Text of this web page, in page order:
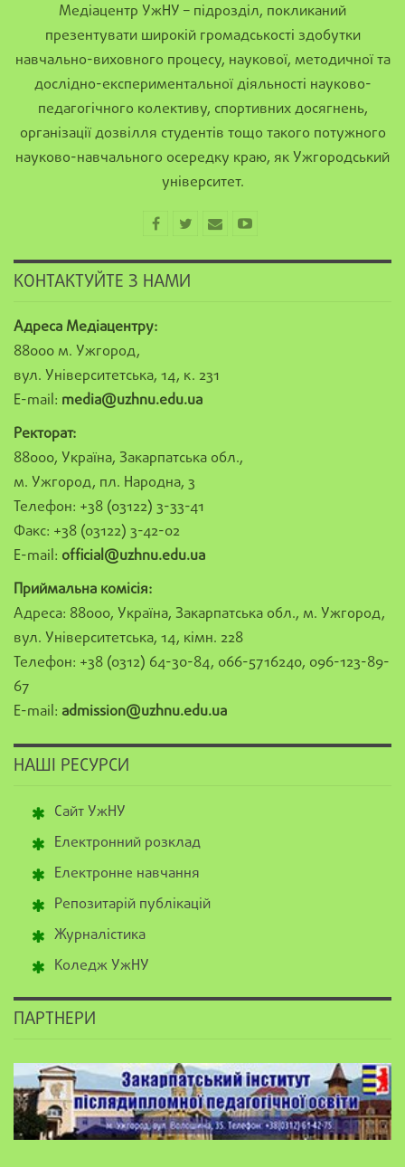
Медіацентр УжНУ – підрозділ, покликаний
презентувати широкій громадськості здобутки
навчально-виховного процесу, наукової, методичної та
дослідно-експериментальної діяльності науково-
педагогічного колективу, спортивних досягнень,
організації дозвілля студентів тощо такого потужного
науково-навчального осередку краю, як Ужгородський
університет.
КОНТАКТУЙТЕ З НАМИ
Адреса Медіацентру:
88000 м. Ужгород,
вул. Університетська, 14, к. 231
E-mail: media@uzhnu.edu.ua
Ректорат:
88000, Україна, Закарпатська обл.,
м. Ужгород, пл. Народна, 3
Телефон: +38 (03122) 3-33-41
Факс: +38 (03122) 3-42-02
E-mail: official@uzhnu.edu.ua
Приймальна комісія:
Адреса: 88000, Україна, Закарпатська обл., м. Ужгород,
вул. Університетська, 14, кімн. 228
Телефон: +38 (0312) 64-30-84, 066-5716240, 096-123-89-
67
E-mail: admission@uzhnu.edu.ua
НАШІ РЕСУРСИ
Сайт УжНУ
Електронний розклад
Електронне навчання
Репозитарій публікацій
Журналістика
Коледж УжНУ
ПАРТНЕРИ